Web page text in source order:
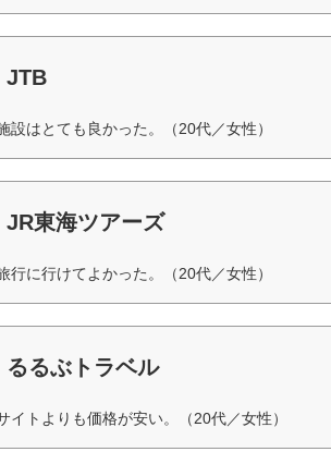
JTB
設はとても良かった。（20代／女性）
JR東海ツアーズ
行に行けてよかった。（20代／女性）
るるぶトラベル
イトよりも価格が安い。（20代／女性）